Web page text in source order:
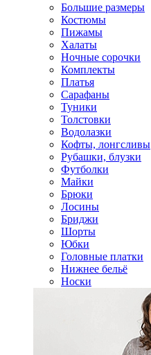
Большие размеры
Костюмы
Пижамы
Халаты
Ночные сорочки
Комплекты
Платья
Сарафаны
Туники
Толстовки
Водолазки
Кофты, лонгсливы
Рубашки, блузки
Футболки
Майки
Брюки
Лосины
Бриджи
Шорты
Юбки
Головные платки
Нижнее бельё
Носки